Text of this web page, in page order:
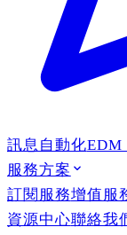
訊息自動化EDM
服務方案
訂閱服務增值服
資源中心聯絡我